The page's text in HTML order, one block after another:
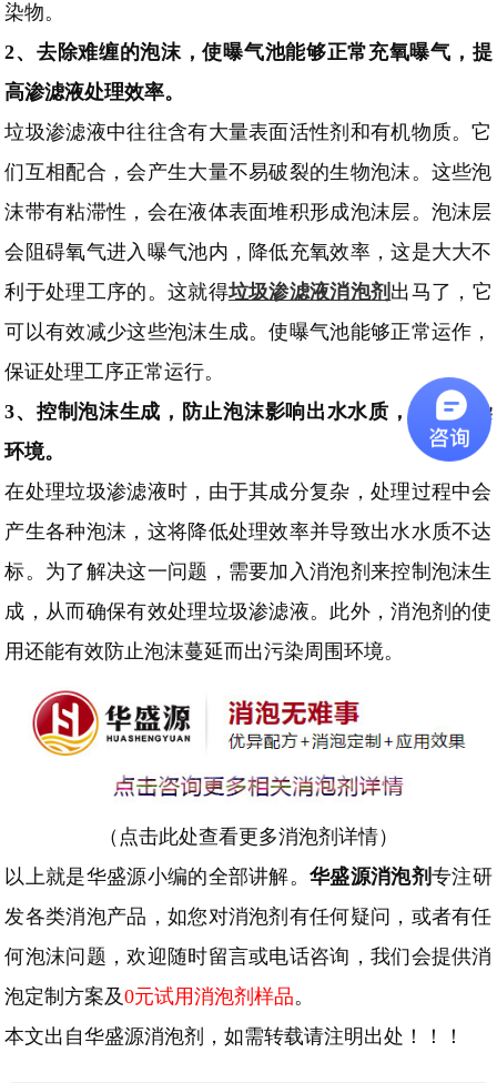
染物。
2、 去除难缠的泡沫，使曝气池能够正常充氧曝气，提
高渗滤液处理效率。
垃圾渗滤液中往往含有大量表面活性剂和有机物质。它
们互相配合，会产生大量不易破裂的生物泡沫。这些泡
沫带有粘滞性，会在液体表面堆积形成泡沫层。泡沫层
会阻碍氧气进入曝气池内，降低充氧效率，这是大大不
利于处理工序的。这就得垃圾渗滤液消泡剂 出马了，它
可以有效减少这些泡沫生成。使曝气池能够正常运作，
保证处理工序正常运行。
3、 控制泡沫生成，防止泡沫影响出水水质，避免污染
环境。
在处理垃圾渗滤液时，由于其成分复杂，处理过程中会
产生各种泡沫，这将降低处理效率并导致出水水质不达
标。为了解决这一问题，需要加入消泡剂来控制泡沫生
成，从而确保有效处理垃圾渗滤液。此外，消泡剂的使
用还能有效防止泡沫蔓延而出污染周围环境。
（ 点击此处查看更多消泡剂详情）
以上就是华盛源小编的全部讲解。华盛源消泡剂专注研
发各类消泡产品，如您对消泡剂有任何疑问，或者有任
何泡沫问题，欢迎随时留言或电话咨询，我们会提供消
泡定制方案及0元试用消泡剂样品。
本文出自华盛源消泡剂，如需转载请注明出处！！！